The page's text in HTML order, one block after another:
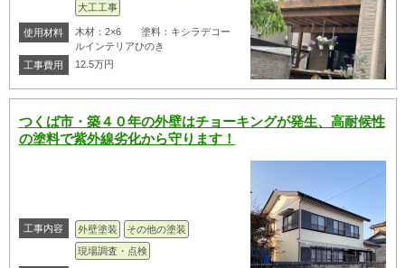
大工工事
使用材料
木材：2×6 塗料：キシラデコー
ルインテリアひのき
工事費用
12.5万円
つくば市・築４０年の外壁はチョーキングが発生、高耐候性
の塗料で紫外線劣化から守ります！
工事内容 外壁塗装
その他の塗装
現場調査・点検